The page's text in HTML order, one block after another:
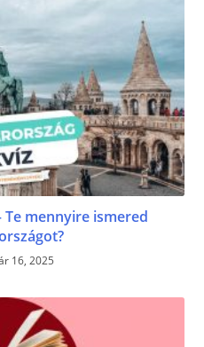
Te mennyire ismered
16, 2025